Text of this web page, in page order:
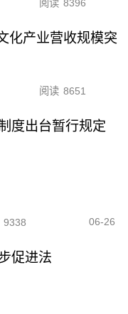
阅读 8396
化产业营收规模突
阅读 8651
度出台暂行规定
9338 06-26
促进法